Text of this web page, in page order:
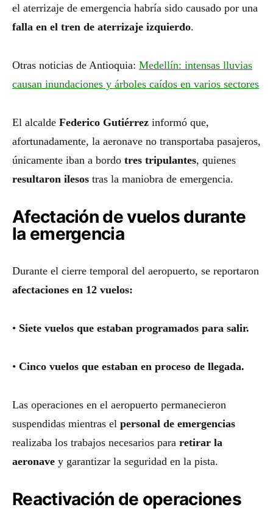
el aterrizaje de emergencia habría sido causado por una
falla en el tren de aterrizaje izquierdo.
Otras noticias de Antioquia: Medellín: intensas lluvias
causan inundaciones y árboles caídos en varios sectores
El alcalde Federico Gutiérrez informó que,
afortunadamente, la aeronave no transportaba pasajeros,
únicamente iban a bordo tres tripulantes, quienes
resultaron ilesos tras la maniobra de emergencia.
Afectación de vuelos durante
la emergencia
Durante el cierre temporal del aeropuerto, se reportaron
afectaciones en 12 vuelos:
• Siete vuelos que estaban programados para salir.
• Cinco vuelos que estaban en proceso de llegada.
Las operaciones en el aeropuerto permanecieron
suspendidas mientras el personal de emergencias
realizaba los trabajos necesarios para retirar la
aeronave y garantizar la seguridad en la pista.
Reactivación de operaciones